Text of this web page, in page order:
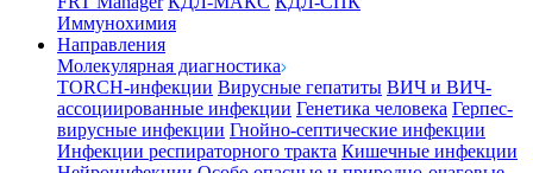
Иммунохимия
Направления
Молекулярная диагностика
TORCH-инфекции Вирусные гепатиты ВИЧ и ВИЧ-
ассоциированные инфекции Генетика человека Герпес-
вирусные инфекции Гнойно-септические инфекции
Инфекции респираторного тракта Кишечные инфекции